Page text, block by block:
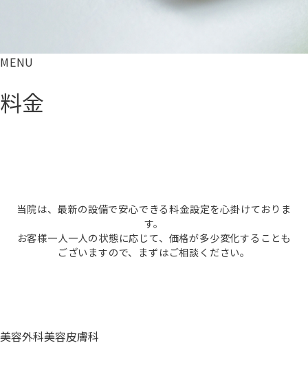
MENU
料金
当院は、最新の設備で安心できる料金設定を心掛けておりま
す。
お客様一人一人の状態に応じて、価格が多少変化することも
ございますので、まずはご相談ください。
美容外科美容皮膚科